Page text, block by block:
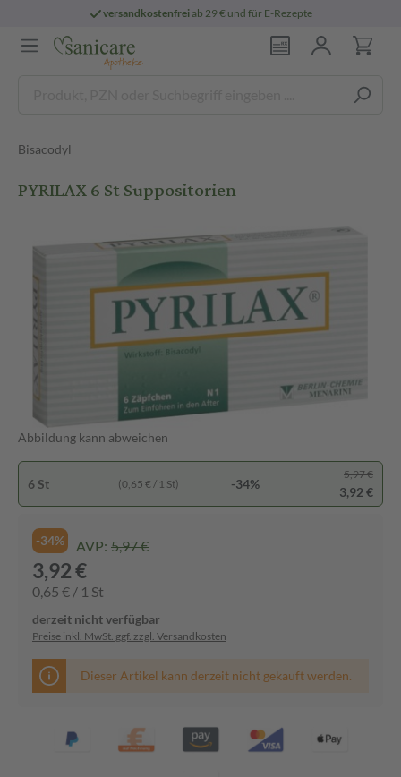
versandkostenfreiab 29 € und für E-Rezepte
Bisacodyl
PYRILAX 6 St Suppositorien
Abbildung kann abweichen
6 St (0,65 € / 1 St) -34%
5,97 €
3,92 €
-34% AVP: 5,97 €
3,92 €
0,65 € / 1 St
derzeit nicht verfügbar
Preise inkl. MwSt. ggf. zzgl. Versandkosten
Dieser Artikel kann derzeit nicht gekauft werden.